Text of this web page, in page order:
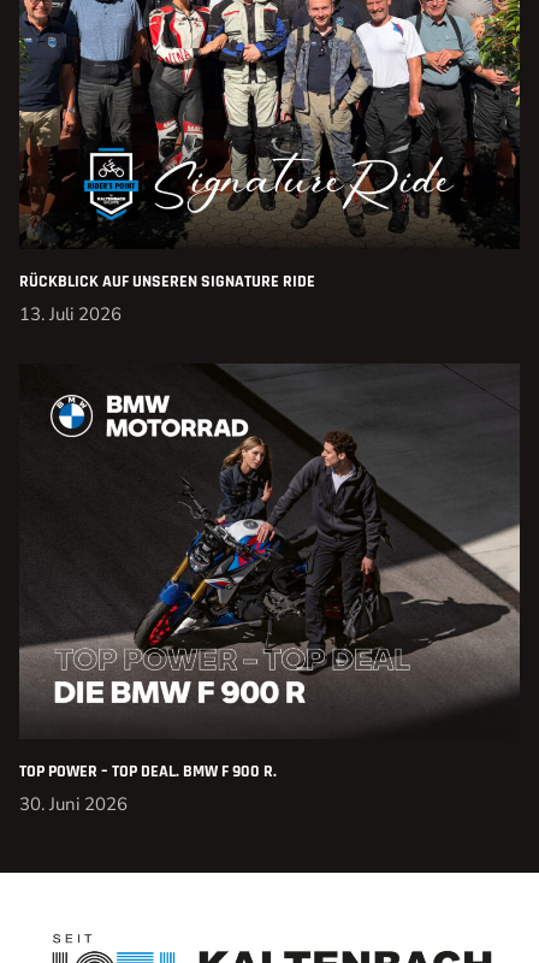
RÜCKBLICK AUF UNSEREN SIGNATURE RIDE
13. Juli 2026
TOP POWER – TOP DEAL. BMW F 900 R.
30. Juni 2026